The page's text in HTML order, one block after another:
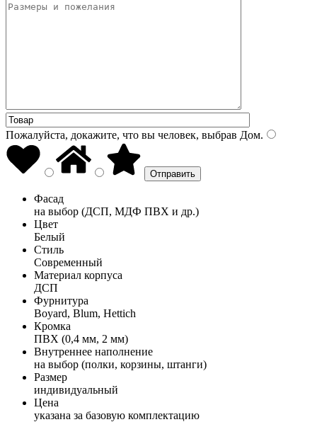
Пожалуйста, докажите, что вы человек, выбрав Дом.
Фасад
на выбор (ДСП, МДФ ПВХ и др.)
Цвет
Белый
Стиль
Современный
Материал корпуса
ДСП
Фурнитура
Boyard, Blum, Hettich
Кромка
ПВХ (0,4 мм, 2 мм)
Внутреннее наполнение
на выбор (полки, корзины, штанги)
Размер
индивидуальный
Цена
указана за базовую комплектацию